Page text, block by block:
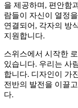
을 제공하며, 편안함
람들이 자신이 열정
연결되어, 각자의 방
지원합니다.
스위스에서 시작한
있습니다. 우리는 사
합니다. 디자인이 가
전반의 발전을 이끌
다.